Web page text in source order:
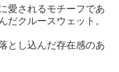
愛されるモチーフであ
だクルースウェット。
とし込んだ存在感のあ